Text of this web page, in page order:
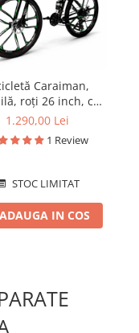
Caraiman,
roți 26 inch, cu
suspensie, frâne
pe disc, verde
1.290,00 Lei
1 Review
STOC LIMITAT
ADAUGA IN COS